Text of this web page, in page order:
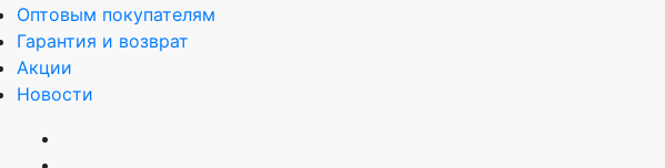
Оптовым покупателям
Гарантия и возврат
Акции
Новости